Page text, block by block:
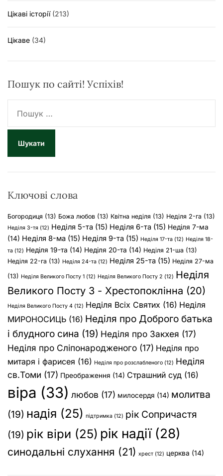
Цікаві історії(213)
Цікаве (34)
Пошук по сайті! Успіхів!
ш
к
Ключові слова
Богородиця (13) Божа любов (13) Квітна неділя (13) Неділя 2-га (13)
Неділя 3-тя (12) Неділя 5-та (15) Неділя 6-та (15) Неділя 7-ма
(14) Неділя 8-ма (15) Неділя 9-та (15) Неділя 17-та (12) Неділя 18-
та (12) Неділя 19-та (14) Неділя 20-та (14) Неділя 21-ша (13)
Неділя 22-га (13) Неділя 24-та (12) Неділя 25-та (15) Неділя 27-ма
(13) Неділя Великого Посту 1 (12) Неділя Великого Посту 2 (12) Неділя
Великого Посту 3 - Хрестопоклінна (20)
Неділя Великого Посту 4 (12) Неділя Всіх Святих (16) Неділя
МИРОНОСИЦЬ (16) Неділя про Доброго батька
і блудного сина (19) Неділя про Закхея (17)
Неділя про Сліпонародженого (17) Неділя про
митаря і фарисея (16) Неділя про розслабленого (12) Неділя
св.Томи (17) Преображення (14) Страшний суд (16)
віра (33) любов (17) милосердя (14) молитва
(19) надія (25) підтримка (12) рік Сопричастя
(19) рік віри (25) рік надії(28)
синодальні слухання (21) хрест (12) церква (14)